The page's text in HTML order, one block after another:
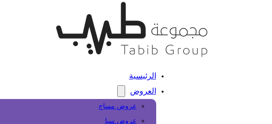
الرئيسية
العروض
عروض مساج
عروض سبا